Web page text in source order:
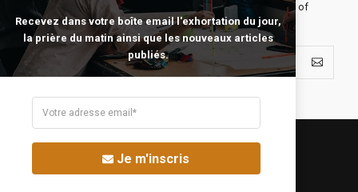
seeing with new eyes. All journeys have secret destinations of
which the traveler is unaware.
Recevez dans votre boîte email l'exhortation du jour,
la prière du matin ainsi que les nouveaux articles
publiés.
Je m'inscris